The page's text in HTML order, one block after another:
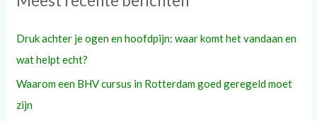
Druk achter je ogen en hoofdpijn: waar komt het vandaan en
wat helpt echt?
Waarom een BHV cursus in Rotterdam goed geregeld moet
zijn